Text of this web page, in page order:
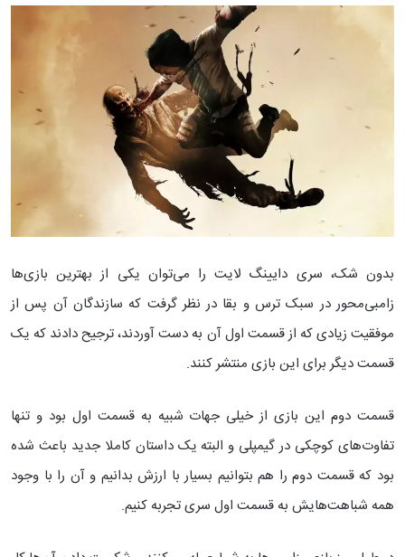
بدون شک، سری دایینگ لایت را می‌توان یکی از بهترین بازی‌ها
زامبی‌محور در سبک ترس و بقا در نظر گرفت که سازندگان آن پس از
موفقیت زیادی که از قسمت اول آن به دست آوردند، ترجیح دادند که یک
قسمت دیگر برای این بازی منتشر کنند.
قسمت دوم این بازی از خیلی جهات شبیه به قسمت اول بود و تنها
تفاوت‌های کوچکی در گیمپلی و البته یک داستان کاملا جدید باعث شده
بود که قسمت دوم را هم بتوانیم بسیار با ارزش بدانیم و آن را با وجود
همه شباهت‌هایش به قسمت اول سری تجربه کنیم.